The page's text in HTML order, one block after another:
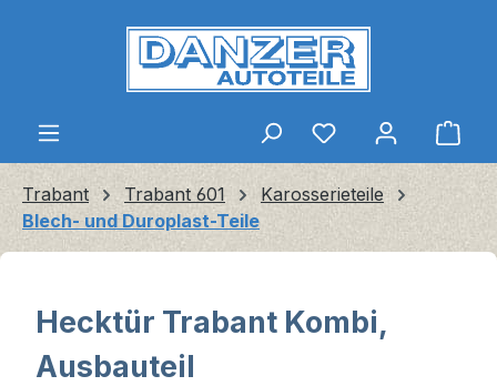
Zum Hauptinhalt springen
Trabant Trabant 601
Karosserieteile
Blech- und Duroplast-Teile
Hecktür Trabant Kombi,
Ausbauteil